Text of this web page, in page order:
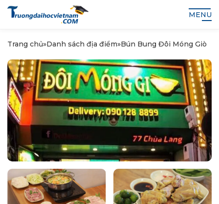
MENU
Trang chủ»Danh sách địa điểm»Bún Bung Đôi Móng Giò